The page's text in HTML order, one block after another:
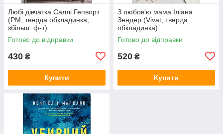
Любі дівчатка Саллі Гепворт
(РМ, тверда обкладинка,
збільш. ф-т)
Готово до відправки
430 ₴
Купити
З любов'ю мама Іліана
Зендер (Vivat, тверда
обкладинка)
Готово до відправки
520 ₴
Купити